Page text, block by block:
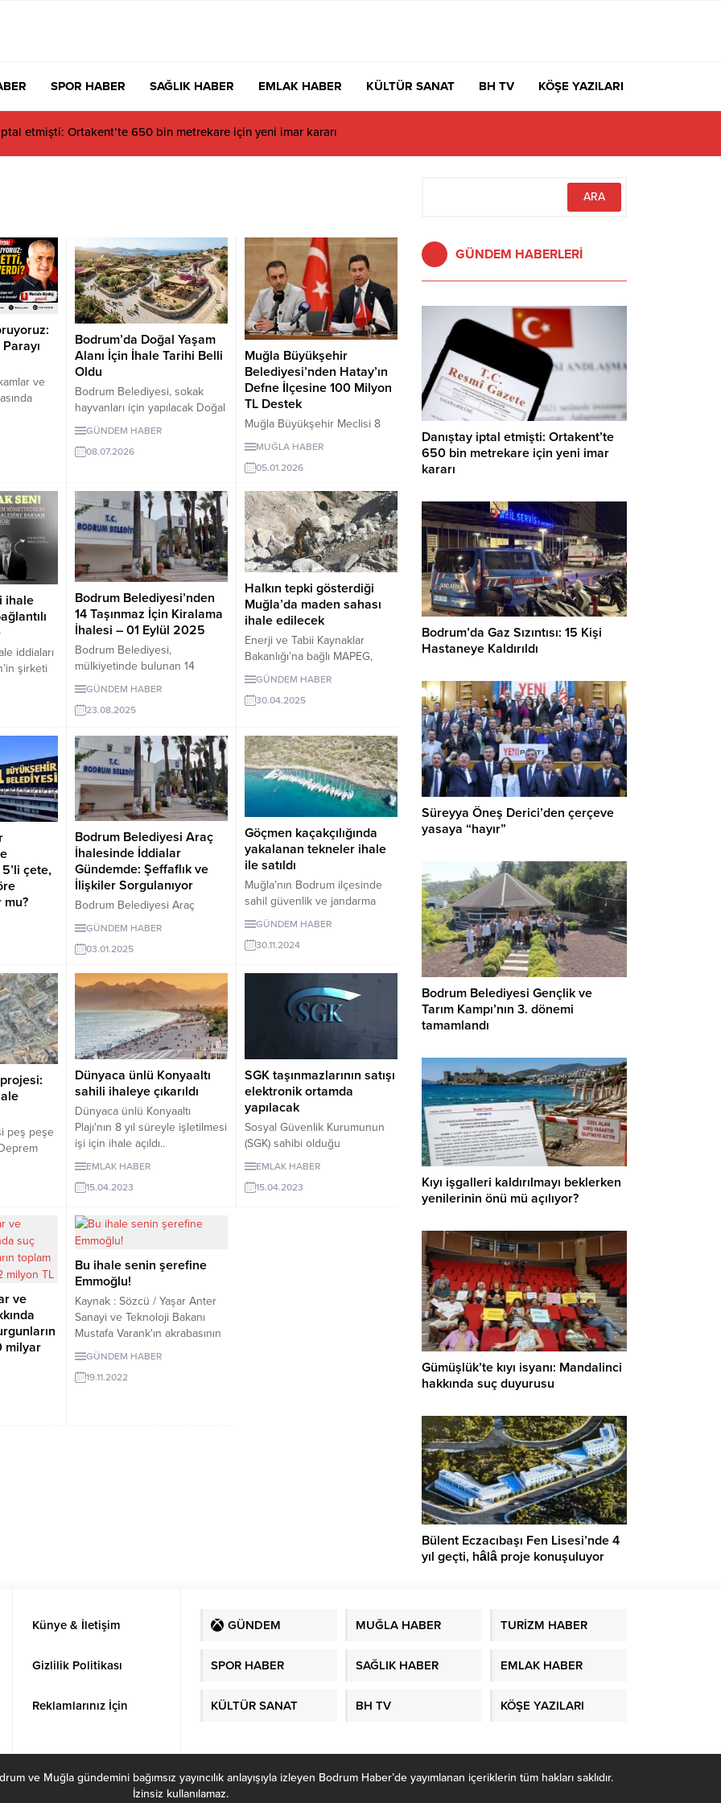
SPOR HABER SAĞLIK HABER EMLAK HABER KÜLTÜR SANAT BH TV KÖŞE YAZILARI
sezona evinde yenilgiyle başladı
ve
Ancak
adıyla
Bodrum’da Doğal Yaşam
Alanı İçin İhale Tarihi Belli
Oldu
Bodrum Belediyesi, sokak
hayvanları için yapılacak Doğal
Yaşam Alanı Projesi’nin 1. etabı
ihaleye çıkıyor. Projede 79 iş
GÜNDEM HABER
08.07.2026
Muğla Büyükşehir
Belediyesi’nden Hatay’ın
Defne İlçesine 100 Milyon
TL Destek
Muğla Büyükşehir Meclisi 8
Ocak 2026 gündeminde Hatay
çevresine Gastronomi Merkezi
ve Çok Amaçlı Sosyal Tesis
için 100 milyon TL + KDV
destek maddesini görüşecek.
Kardeş şehir protokolü ve
kritik sorular haberimizde.
MUĞLA HABER
05.01.2026
ihale
iddiaları
şirketi
teslim
Bodrum Belediyesi’nden
14 Taşınmaz İçin Kiralama
İhalesi – 01 Eylül 2025
Bodrum Belediyesi,
mülkiyetinde bulunan 14
taşınmazı 5 yıllığına kiraya
Belediye A.Ş. Toplantı
haberimizde.
GÜNDEM HABER
23.08.2025
Halkın tepki gösterdiği
Muğla’da maden sahası
ihale edilecek
Enerji ve Tabii Kaynaklar
Bakanlığı’na bağlı MAPEG,
Muğla’da yer alan II-B grubu
çevresindeki ruhsat sahipleri
GÜNDEM HABER
30.04.2025
çete,
mu?
Bodrum Belediyesi Araç
İhalesinde İddialar
Gündemde: Şeffaflık ve
İlişkiler Sorgulanıyor
Bodrum Belediyesi Araç
İhalesinde İddialar Gündemde:
Sorgulanıyor
Belediyesi’nin 12 Aralık 2024
tarihinde gerçekleştirdiği Araç
Kiralama Hizmet Alım İhalesi,
maliyetin beklenmedik şekilde
düşmesi ve iddialar nedeniyle
maliyet bedeli, 436 milyon 912
bin 130 lira olarak
belirlenmişken, sonuçlanan
ihale 305 milyon 205 bin lira...
GÜNDEM HABER
03.01.2025
Göçmen kaçakçılığında
yakalanan tekneler ihale
ile satıldı
Muğla’nın Bodrum ilçesinde
sahil güvenlik ve jandarma
operasyonları ile göçmen
38 deniz aracı ihale ile satıldı.
GÜNDEM HABER
30.11.2024
peş peşe
farklı
Bu
21
Dünyaca ünlü Konyaaltı
sahili ihaleye çıkarıldı
Dünyaca ünlü Konyaaltı
Plajı'nın 8 yıl süreyle işletilmesi
işi için ihale açıldı..
EMLAK HABER
15.04.2023
SGK taşınmazlarının satışı
elektronik ortamda
yapılacak
Sosyal Güvenlik Kurumunun
(SGK) sahibi olduğu
taşınmazlar, kurumun konuyla
elektronik ortamda satılmaya
EMLAK HABER
15.04.2023
ve
milyar
(HKP),
Bu ihale senin şerefine
Emmoğlu!
Kaynak : Sözcü / Yaşar Anter
Sanayi ve Teknoloji Bakanı
Mustafa Varank'ın akrabasının
şirketi, Bodrum'daki deniz
GÜNDEM HABER
19.11.2022
GÜNDEM HABERLERİ
Danıştay iptal etmişti: Ortakent’te
650 bin metrekare için yeni imar
kararı
Bodrum’da Gaz Sızıntısı: 15 Kişi
Hastaneye Kaldırıldı
Süreyya Öneş Derici’den çerçeve
yasaya “hayır”
Bodrum Belediyesi Gençlik ve
Tarım Kampı’nın 3. dönemi
tamamlandı
Kıyı işgalleri kaldırılmayı beklerken
yenilerinin önü mü açılıyor?
Gümüşlük’te kıyı isyanı: Mandalinci
hakkında suç duyurusu
Bülent Eczacıbaşı Fen Lisesi’nde 4
yıl geçti, hâlâ proje konuşuluyor
Künye & İletişim
Gizlilik Politikası
Reklamlarınız İçin
GÜNDEM MUĞLA HABER TURİZM HABER
SPOR HABER SAĞLIK HABER EMLAK HABER
KÜLTÜR SANAT BH TV KÖŞE YAZILARI
ve Muğla gündemini bağımsız yayıncılık anlayışıyla izleyen Bodrum Haber’de yayımlanan içeriklerin tüm hakları saklıdır.
İzinsiz kullanılamaz.